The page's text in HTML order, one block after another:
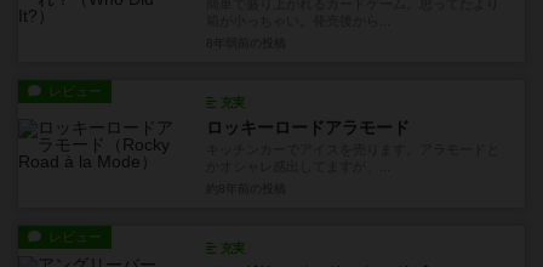
レビュー
充実
ロッキーロードアラモード
レビュー
充実